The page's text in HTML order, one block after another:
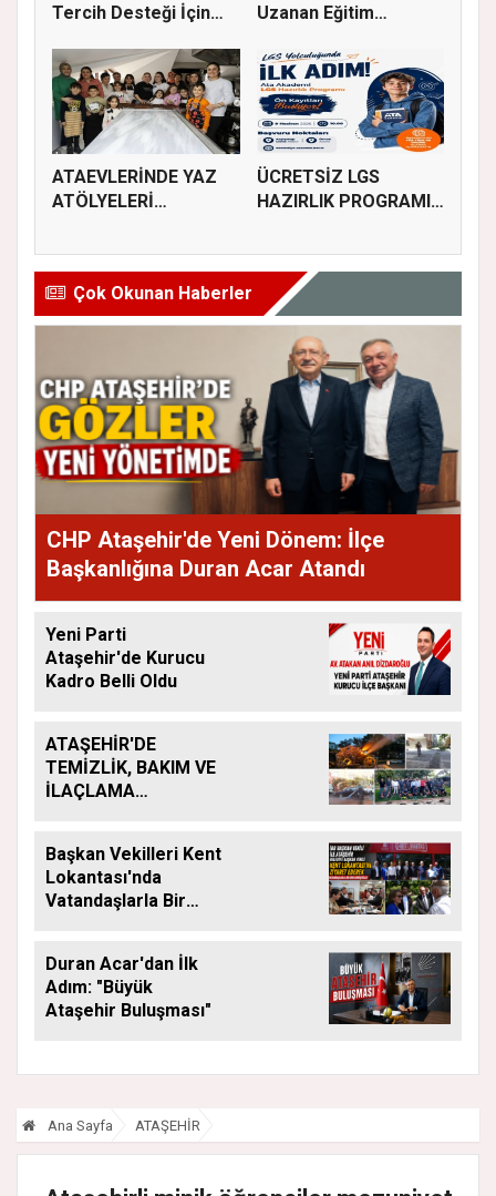
Tercih Desteği İçin
Uzanan Eğitim
ATAEVLERİNDE YAZ
ATÖLYELERİ
ÜCRETSİZ LGS
HAZIRLIK PROGRAMI
Çok Okunan Haberler
CHP Ataşehir'de Yeni Dönem: İlçe
Başkanlığına Duran Acar Atandı
Yeni Parti
Ataşehir'de Kurucu
Kadro Belli Oldu
ATAŞEHİR'DE
TEMİZLİK, BAKIM VE
İLAÇLAMA
Başkan Vekilleri Kent
Lokantası'nda
Vatandaşlarla Bir
Duran Acar'dan İlk
Adım: "Büyük
Ataşehir Buluşması"
Ana Sayfa ATAŞEHİR